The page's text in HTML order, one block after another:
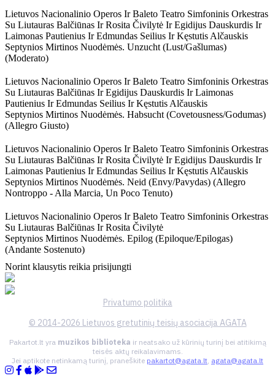
Lietuvos Nacionalinio Operos Ir Baleto Teatro Simfoninis Orkestras
Su Liutauras Balčiūnas Ir Rosita Čivilytė Ir Egidijus Dauskurdis Ir
Laimonas Pautienius Ir Edmundas Seilius Ir Kęstutis Alčauskis
Septynios Mirtinos Nuodėmės. Unzucht (lust/gašlumas)
(moderato)
Lietuvos Nacionalinio Operos Ir Baleto Teatro Simfoninis Orkestras
Su Liutauras Balčiūnas Ir Egidijus Dauskurdis Ir Laimonas
Pautienius Ir Edmundas Seilius Ir Kęstutis Alčauskis
Septynios Mirtinos Nuodėmės. Habsucht (covetousness/godumas)
(allegro Giusto)
Lietuvos Nacionalinio Operos Ir Baleto Teatro Simfoninis Orkestras
Su Liutauras Balčiūnas Ir Rosita Čivilytė Ir Egidijus Dauskurdis Ir
Laimonas Pautienius Ir Edmundas Seilius Ir Kęstutis Alčauskis
Septynios Mirtinos Nuodėmės. Neid (envy/pavydas) (allegro
Nontroppo - Alla Marcia, Un Poco Tenuto)
Lietuvos Nacionalinio Operos Ir Baleto Teatro Simfoninis Orkestras
Su Liutauras Balčiūnas Ir Rosita Čivilytė
Septynios Mirtinos Nuodėmės. Epilog (epiloque/epilogas)
(andante Sostenuto)
Norint klausytis reikia prisijungti
Privatumo politika
© 2014-2026 Lietuvos gretutinių teisių asociacija AGATA
Pakartot.lt yra muzikos biblioteka ir neatsako už kūrinių turinį bei atitikimą
teisės aktų reikalavimams.
Jei aptikote netinkamą turinį, praneškite pakartot@agata.lt, agata@agata.lt